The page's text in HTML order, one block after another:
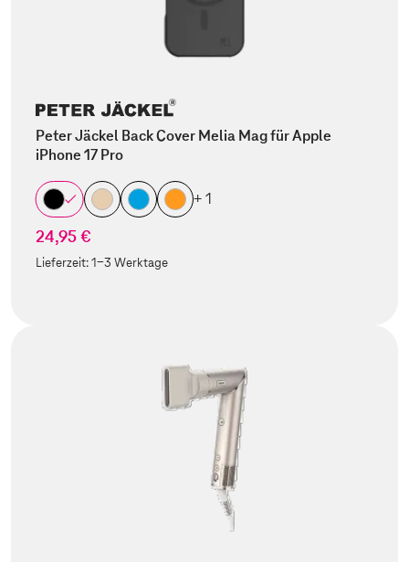
Peter Jäckel Back Cover Melia Mag für Apple
iPhone 17 Pro
+ 1
24,95 €
Lieferzeit:1-3 Werktage